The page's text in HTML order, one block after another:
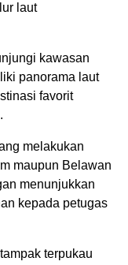
laut
kawasan
panorama laut
favorit
melakukan
maupun Belawan
menunjukkan
kepada petugas
terpukau